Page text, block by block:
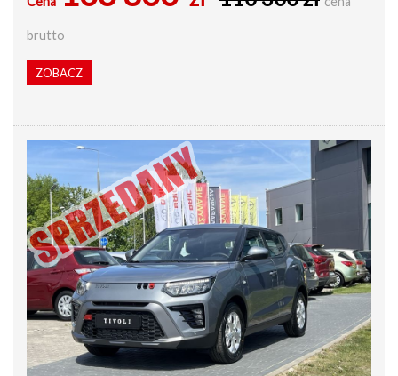
brutto
ZOBACZ